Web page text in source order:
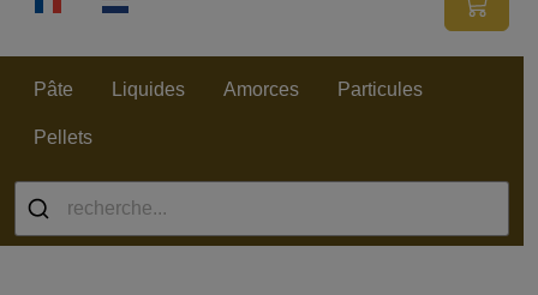
Pâte Liquides Amorces Particules
Pellets